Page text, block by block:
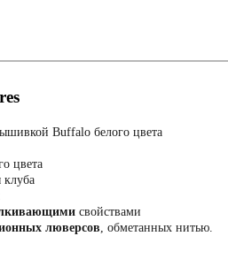
Buffalo белого цвета
цвета
свойствами
люверсов , обметанных нитью.